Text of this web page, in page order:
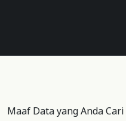
Maaf Data yang Anda